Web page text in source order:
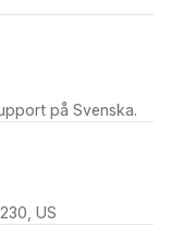
på Svenska.
US